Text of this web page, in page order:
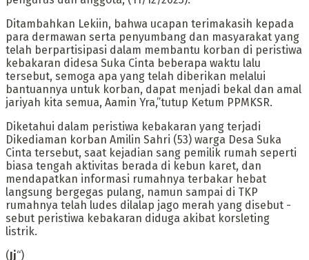
Ditambahkan Lekiin, bahwa ucapan terimakasih kepada
para dermawan serta penyumbang dan masyarakat yang
telah berpartisipasi dalam membantu korban di peristiwa
kebakaran didesa Suka Cinta beberapa waktu lalu
tersebut, semoga apa yang telah diberikan melalui
bantuannya untuk korban, dapat menjadi bekal dan amal
jariyah kita semua, Aamin Yra,”tutup Ketum PPMKSR.
Diketahui dalam peristiwa kebakaran yang terjadi
Dikediaman korban Amilin Sahri (53) warga Desa Suka
Cinta tersebut, saat kejadian sang pemilik rumah seperti
biasa tengah aktivitas berada di kebun karet, dan
mendapatkan informasi rumahnya terbakar hebat
langsung bergegas pulang, namun sampai di TKP
rumahnya telah ludes dilalap jago merah yang disebut -
sebut peristiwa kebakaran diduga akibat korsleting
listrik.
(Jj“)